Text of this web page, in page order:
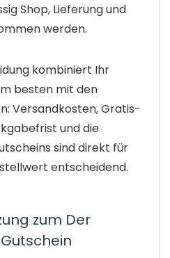
Shop, Lieferung und
werden.
kombiniert Ihr
besten mit den
Versandkosten, Gratis-
und die
sind direkt für
entscheidend.
zum Der